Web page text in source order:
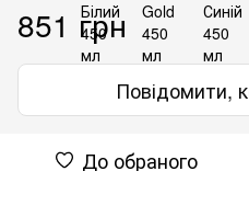
851 грн
Повідомити,
До обраного